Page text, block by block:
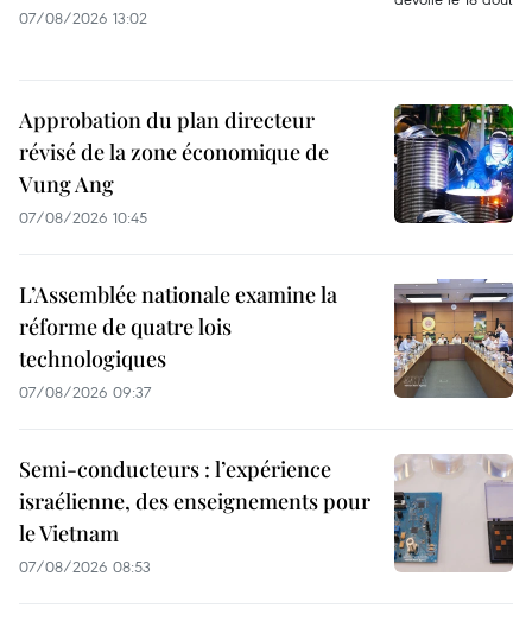
07/08/2026 13:02
Approbation du plan directeur
révisé de la zone économique de
Vung Ang
07/08/2026 10:45
L’Assemblée nationale examine la
réforme de quatre lois
technologiques
07/08/2026 09:37
Semi-conducteurs : l’expérience
israélienne, des enseignements pour
le Vietnam
07/08/2026 08:53